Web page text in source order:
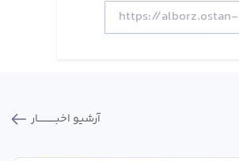
آرشیو اخبـــــــــــار